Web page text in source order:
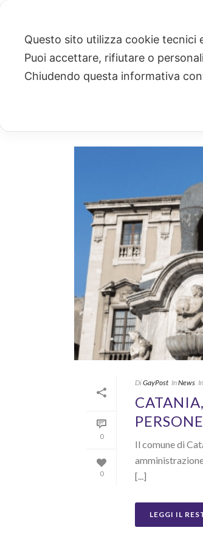
ARCHIVIO
0
0
DiGayPost InNews
Il comune di
[...]
LEGGI IL
Questo sito utilizza cookie tecnici
Puoi accettare, rifiutare o
Chiudendo questa informativa